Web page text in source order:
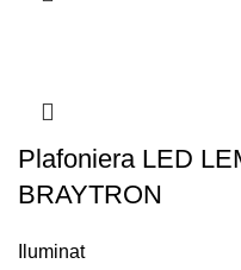
Plafoniera LED
BRAYTRON
Iluminat